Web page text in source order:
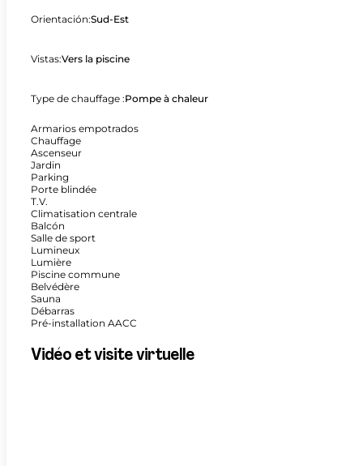
Orientación:Sud-Est
Vistas:Vers la piscine
Type de chauffage :Pompe à chaleur
Armarios empotrados
Chauffage
Ascenseur
Jardin
Parking
Porte blindée
T.V.
Climatisation centrale
Balcón
Salle de sport
Lumineux
Lumière
Piscine commune
Belvédère
Sauna
Débarras
Pré-installation AACC
Vidéo et visite virtuelle